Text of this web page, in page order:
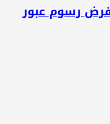
رسوم عبور